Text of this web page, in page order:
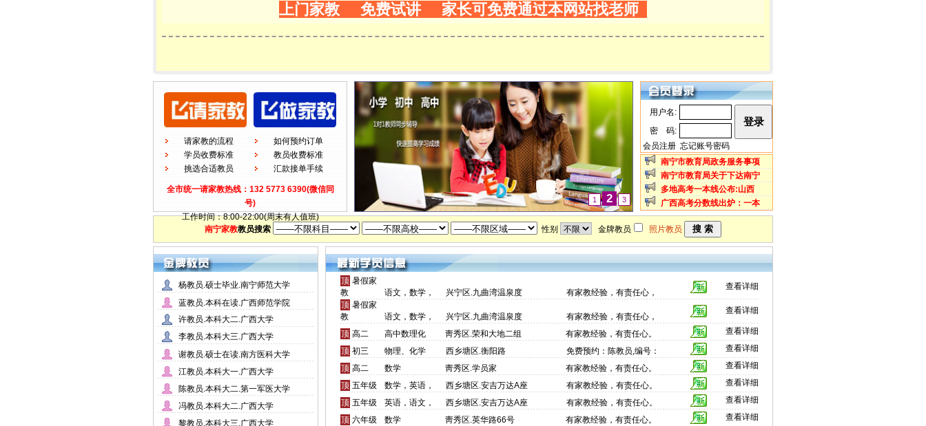
上门家教 免费试讲 家长可免费通过本网站找老师
请家教的流程
学员收费标准
挑选合适教员
如何预约订单
教员收费标准
汇款接单手续
全市统一请家教热线：132 5773 6390(微信同
号)
工作时间：8:00-22:00(周末有人值班)
1 2 3
用户名:
密 码:
会员注册 忘记账号密码
南宁市教育局政务服务事项
南宁市教育局关于下达南宁
多地高考一本线公布:山西
广西高考分数线出炉：一本
南宁家教教员搜索 性别 金牌教员 照片教员
杨教员.硕士毕业.南宁师范大学
蓝教员.本科在读.广西师范学院
许教员.本科大二.广西大学
李教员.本科大三.广西大学
谢教员.硕士在读.南方医科大学
江教员.本科大一.广西大学
陈教员.本科大二.第一军医大学
冯教员.本科大二.广西大学
黎教员.本科大三.广西大学
顶 暑假家
教
语文，数学， 兴宁区.九曲湾温泉度 有家教经验，有责任心，
查看详细
顶 暑假家
教
语文，数学， 兴宁区.九曲湾温泉度 有家教经验，有责任心，
查看详细
顶 高二 高中数理化 靑秀区.荣和大地二组 有家教经验，有责任心。 查看详细
顶 初三 物理、化学 西乡塘区.衡阳路 免费预约：陈教员,编号： 查看详细
顶 高二 数学 靑秀区.学员家 有家教经验，有责任心。 查看详细
顶 五年级 数学，英语， 西乡塘区.安吉万达A座 有家教经验，有责任心。 查看详细
顶 五年级 英语，语文， 西乡塘区.安吉万达A座 有家教经验，有责任心。 查看详细
顶 六年级 数学 靑秀区.英华路66号 有家教经验，有责任心。 查看详细